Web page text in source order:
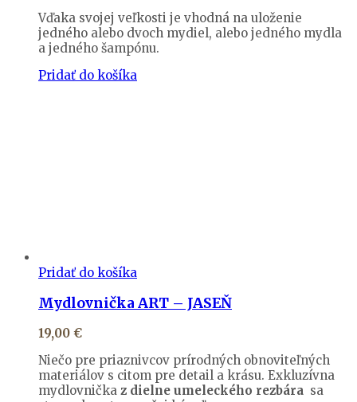
Vďaka svojej veľkosti je vhodná na uloženie
jedného alebo dvoch mydiel, alebo jedného mydla
a jedného šampónu.
Pridať do košíka
Pridať do košíka
Mydlovnička ART – JASEŇ
19,00 €
Niečo pre priaznivcov prírodných obnoviteľných
materiálov s citom pre detail a krásu. Exkluzívna
mydlovnička z dielne umeleckého rezbára sa